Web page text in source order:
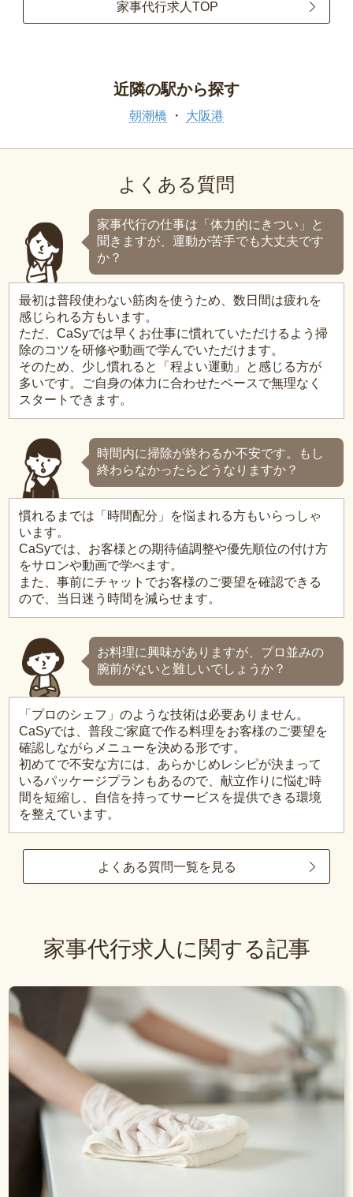
家事代行求人TOP
近隣の駅から探す
朝潮橋 大阪港
よくある質問
家事代行の仕事は「体力的にきつい」と
聞きますが、運動が苦手でも大丈夫です
か？
最初は普段使わない筋肉を使うため、数日間は疲れを
感じられる方もいます。
ただ、CaSyでは早くお仕事に慣れていただけるよう掃
除のコツを研修や動画で学んでいただけます。
そのため、少し慣れると「程よい運動」と感じる方が
多いです。ご自身の体力に合わせたペースで無理なく
スタートできます。
時間内に掃除が終わるか不安です。もし
終わらなかったらどうなりますか？
慣れるまでは「時間配分」を悩まれる方もいらっしゃ
います。
CaSyでは、お客様との期待値調整や優先順位の付け方
をサロンや動画で学べます。
また、事前にチャットでお客様のご要望を確認できる
ので、当日迷う時間を減らせます。
お料理に興味がありますが、プロ並みの
腕前がないと難しいでしょうか？
「プロのシェフ」のような技術は必要ありません。
CaSyでは、普段ご家庭で作る料理をお客様のご要望を
確認しながらメニューを決める形です。
初めてで不安な方には、あらかじめレシピが決まって
いるパッケージプランもあるので、献立作りに悩む時
間を短縮し、自信を持ってサービスを提供できる環境
を整えています。
よくある質問一覧を見る
家事代行求人に関する記事